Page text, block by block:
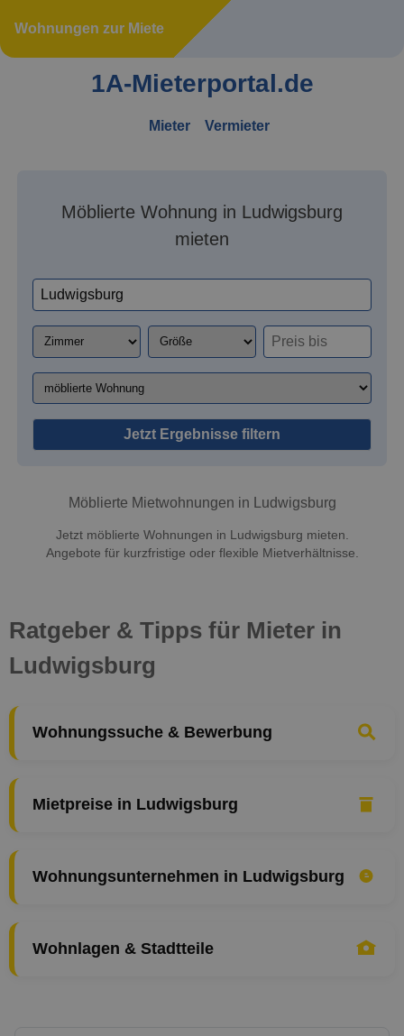
Wohnungen zur Miete
1A-Mieterportal.de
Mieter Vermieter
Möblierte Wohnung in Ludwigsburg
mieten
Jetzt Ergebnisse filtern
Möblierte Mietwohnungen in Ludwigsburg
Jetzt möblierte Wohnungen in Ludwigsburg mieten.
Angebote für kurzfristige oder flexible Mietverhältnisse.
Ratgeber & Tipps für Mieter in
Ludwigsburg
Wohnungssuche & Bewerbung
Mietpreise in Ludwigsburg
Wohnungsunternehmen in Ludwigsburg
Wohnlagen & Stadtteile